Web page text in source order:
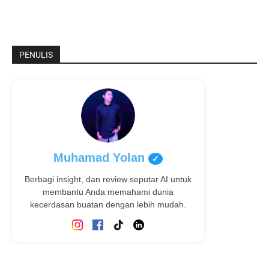
PENULIS
Muhamad Yolan ✓
Berbagi insight, dan review seputar AI untuk
membantu Anda memahami dunia
kecerdasan buatan dengan lebih mudah.